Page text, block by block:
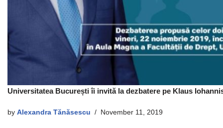
Universitatea București îi invită la dezbatere pe Klaus
by Alexandra Tănăsescu November 11, 2019